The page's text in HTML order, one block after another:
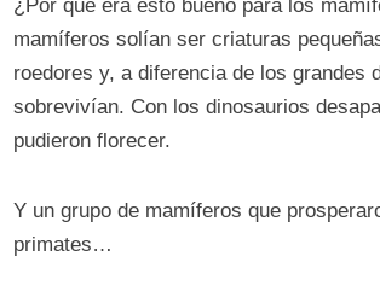
¿Por qué era esto bueno para los
mamíferos solían ser criaturas
roedores y, a diferencia de los grandes
sobrevivían. Con los dinosaurios
pudieron florecer.
Y un grupo de mamíferos que
primates…